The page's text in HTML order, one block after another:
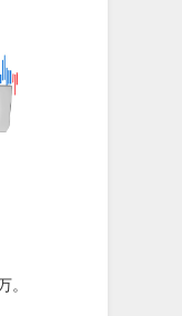
【辛口評価】EAは必ず負け
EAで稼ぐ為の研究結果を教
。